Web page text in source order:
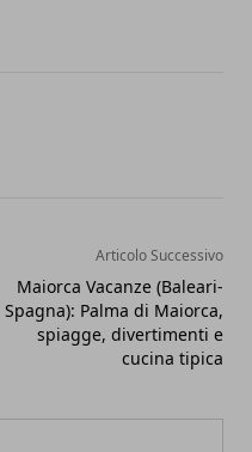
Articolo Successivo
Maiorca Vacanze (Baleari-
Spagna): Palma di Maiorca,
spiagge, divertimenti e
cucina tipica